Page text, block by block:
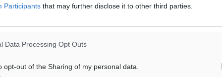
Participants that may further disclose it to other third parties.
Data Processing Opt Outs
opt-out of the Sharing of my personal data.
ChatGPT σε ό,τι αφορά
το
την εμπιστοσύνη των
ΟΝΝΕΔ: Η ΝΔ το 2027 θα
ομιλία του τις εργασίες